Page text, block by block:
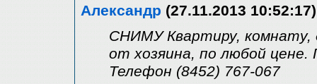
Александр (27.11.2013 10:52:17)
СНИМУ Квартиру, комнату,
от хозяина, по любой
Телефон (8452) 767-067